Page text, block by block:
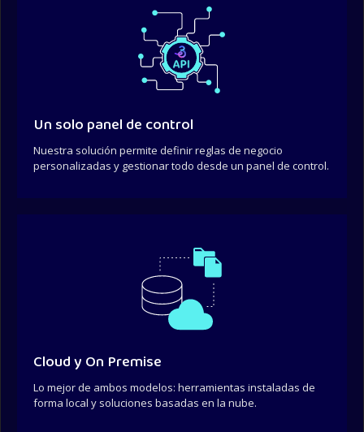
Un solo panel de control
Nuestra solución permite definir reglas de negocio
personalizadas y gestionar todo desde un panel de control.
Cloud y On Premise
Lo mejor de ambos modelos: herramientas instaladas de
forma local y soluciones basadas en la nube.